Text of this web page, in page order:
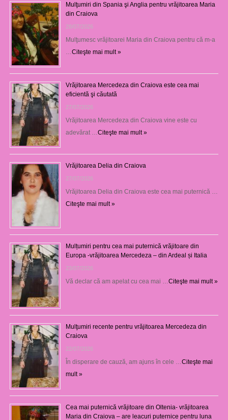
Mulţumiri din Spania şi Anglia pentru vrăjitoarea Maria
din Craiova
28/07/2026
Mulţumesc vrăjitoarei Maria din Craiova pentru că m-a
Citeşte mai mult »
Vrăjitoarea Mercedeza din Craiova este cea mai
eficientă şi căutată
27/07/2026
Vrăjitoarea Mercedeza din Craiova vine este cu
adevărat … Citeşte mai mult »
Vrăjitoarea Delia din Craiova
27/07/2026
Vrăjitoarea Delia din Craiova este cea mai puternică …
Citeşte mai mult »
Mulțumiri pentru cea mai puternică vrăjitoare din
Europa -vrăjitoarea Mercedeza – din Ardeal și Italia
23/07/2026
Vă declar că am apelat cu cea mai … Citeşte mai mult »
Mulţumiri recente pentru vrăjitoarea Mercedeza din
Craiova
22/07/2026
În disperare de cauză, am ajuns în cele … Citeşte mai
mult »
Cea mai puternică vrăjitoare din Oltenia- vrăjitoarea
Maria din Craiova – are leacuri puternice pentru luna